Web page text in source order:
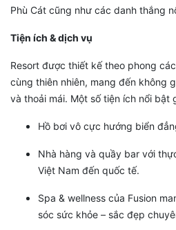
Phù Cát cũng như các danh thắng
Tiện ích & dịch vụ
Resort được thiết kế theo phong
cùng thiên nhiên, mang đến không
và thoải mái. Một số tiện ích nổi bật
Hồ bơi vô cực hướng biển
Nhà hàng và quầy bar với
Việt Nam đến quốc tế.
Spa & wellness của Fusion
sóc sức khỏe – sắc đẹp